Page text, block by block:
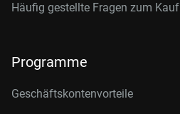
Häufig gestellte Fragen zum Kauf
Programme
Geschäftskontenvorteile